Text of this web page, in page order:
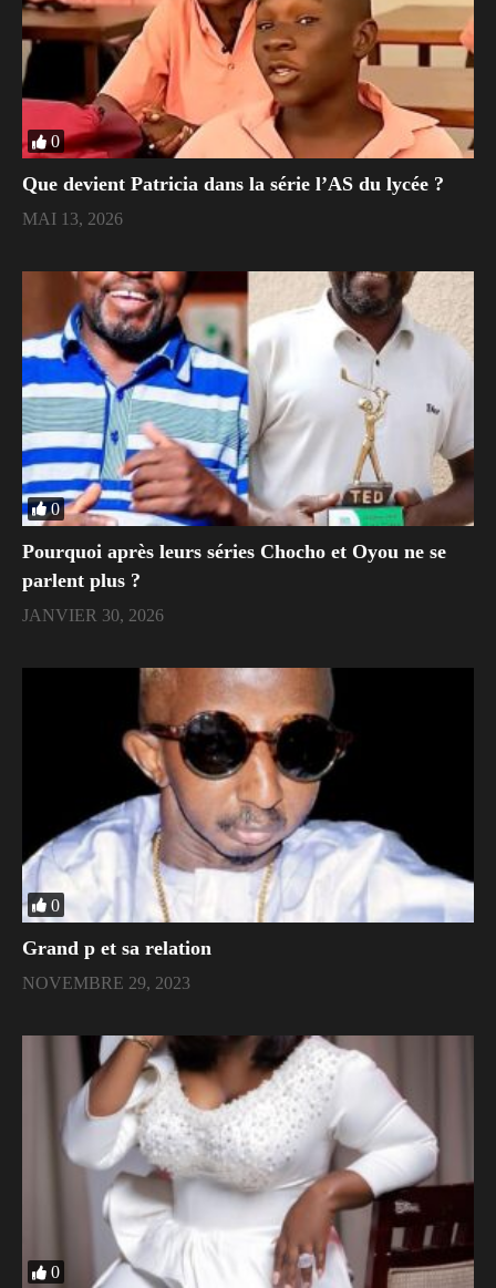
0
Que devient Patricia dans la série l’AS du lycée ?
MAI 13, 2026
0
Pourquoi après leurs séries Chocho et Oyou ne se
parlent plus ?
JANVIER 30, 2026
0
Grand p et sa relation
NOVEMBRE 29, 2023
0